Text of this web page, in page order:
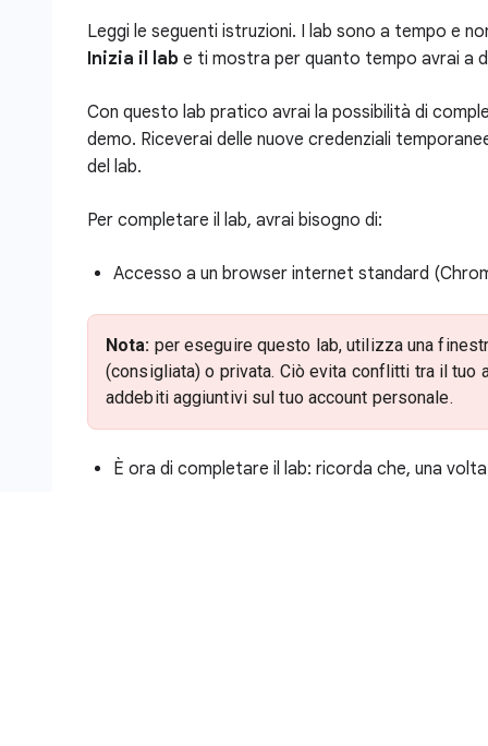
Leggi le seguenti istruzioni. I lab sono a tempo e
Inizia il lab e ti mostra per quanto tempo avrai a
Con questo lab pratico avrai la possibilità di
demo. Riceverai delle nuove credenziali
del lab.
Per completare il lab, avrai bisogno di:
Accesso a un browser internet standard
Nota: per eseguire questo lab, utilizza una
(consigliata) o privata. Ciò evita conflitti tra il tuo
addebiti aggiuntivi sul tuo account personale.
È ora di completare il lab: ricorda che, una